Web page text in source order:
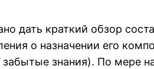
дать краткий обзор
о назначении его
знания). По мере